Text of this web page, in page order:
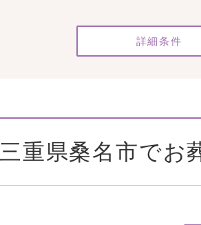
詳細条件
三重県桑名市でお